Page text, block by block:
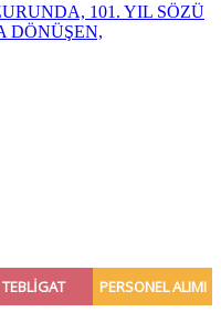
101. YIL SÖZÜ
DÖNÜŞEN,